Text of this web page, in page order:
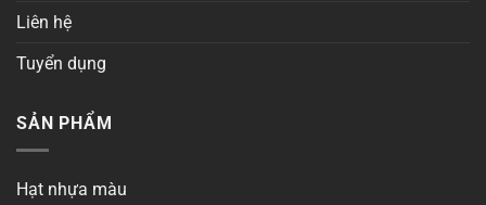
Liên hệ
Tuyển dụng
SẢN PHẨM
Hạt nhựa màu